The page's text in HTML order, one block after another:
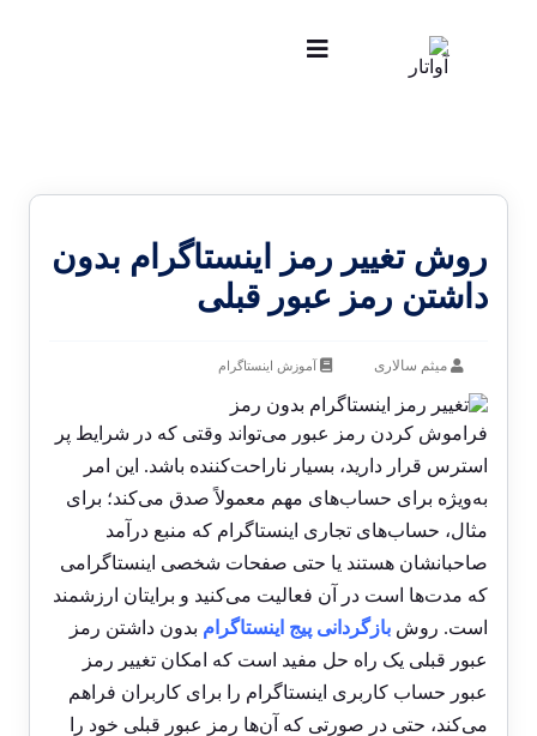
روش تغییر رمز اینستاگرام بدون
داشتن رمز عبور قبلی
میثم سالاری آموزش اینستاگرام
فراموش کردن رمز عبور می‌تواند وقتی که در شرایط پر
استرس قرار دارید، بسیار ناراحت‌کننده باشد. این امر
به‌ویژه برای حساب‌های مهم معمولاً صدق می‌کند؛ برای
مثال، حساب‌های تجاری اینستاگرام که منبع درآمد
صاحبانشان هستند یا حتی صفحات شخصی اینستاگرامی
که مدت‌ها است در آن فعالیت می‌کنید و برایتان ارزشمند
است. روشبازگردانی پیج اینستاگرام بدون داشتن رمز
عبور قبلی یک راه حل مفید است که امکان تغییر رمز
عبور حساب کاربری اینستاگرام را برای کاربران فراهم
می‌کند، حتی در صورتی که آن‌ها رمز عبور قبلی خود را